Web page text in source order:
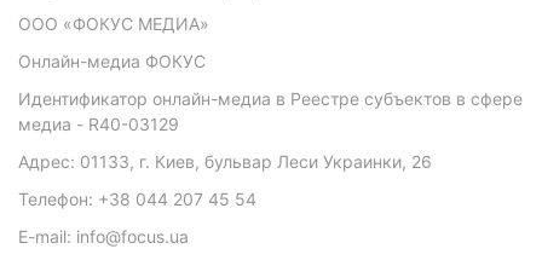
ООО «ФОКУС МЕДИА»
Онлайн-медиа ФОКУС
Идентификатор онлайн-медиа в Реестре субъектов в сфере
медиа - R40-03129
Адрес: 01133, г. Киев, бульвар Леси Украинки, 26
Телефон: +38 044 207 45 54
E-mail: info@focus.ua